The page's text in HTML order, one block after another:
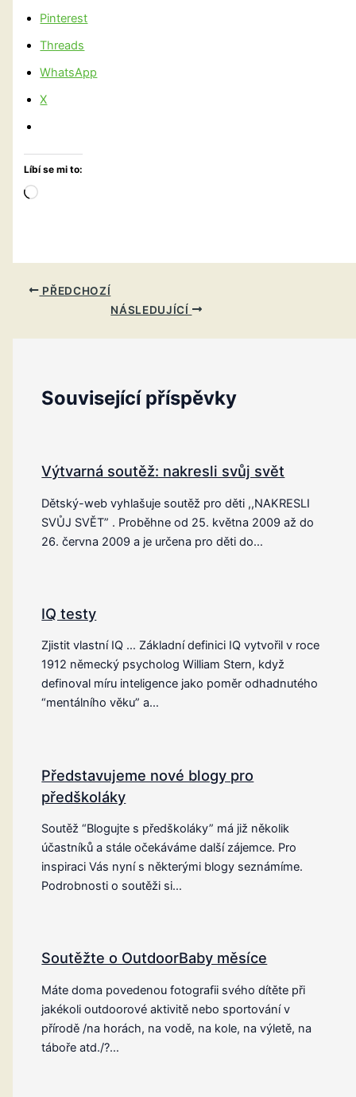
Pinterest
Threads
WhatsApp
X
Líbí se mi to:
Načítání…
PŘEDCHOZÍ
NÁSLEDUJÍCÍ
Související příspěvky
Výtvarná soutěž: nakresli svůj svět
Dětský-web vyhlašuje soutěž pro děti ,,NAKRESLI
SVŮJ SVĚT” . Proběhne od 25. května 2009 až do
26. června 2009 a je určena pro děti do…
IQ testy
Zjistit vlastní IQ … Základní definici IQ vytvořil v roce
1912 německý psycholog William Stern, když
definoval míru inteligence jako poměr odhadnutého
“mentálního věku” a…
Představujeme nové blogy pro
předškoláky
Soutěž “Blogujte s předškoláky” má již několik
účastníků a stále očekáváme další zájemce. Pro
inspiraci Vás nyní s některými blogy seznámíme.
Podrobnosti o soutěži si…
Soutěžte o OutdoorBaby měsíce
Máte doma povedenou fotografii svého dítěte při
jakékoli outdoorové aktivitě nebo sportování v
přírodě /na horách, na vodě, na kole, na výletě, na
táboře atd./?…